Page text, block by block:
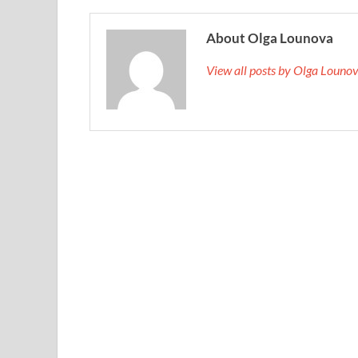
About Olga Lounova
View all posts by Olga